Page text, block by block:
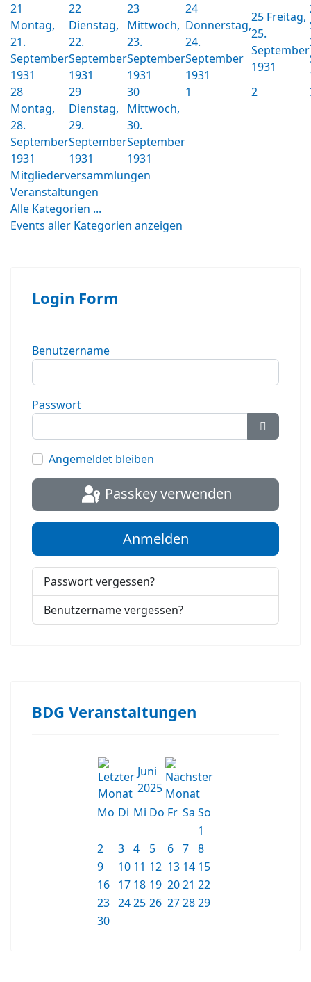
21
Montag,
21.
September
1931
22
Dienstag,
22.
September
1931
23
Mittwoch,
23.
September
1931
24
Donnerstag,
24.
September
1931
25 Freitag,
25.
September
1931
28
Montag,
28.
September
1931
29
Dienstag,
29.
September
1931
30
Mittwoch,
30.
September
1931
1 2
Mitgliederversammlungen
Veranstaltungen
Alle Kategorien ...
Events aller Kategorien anzeigen
Login Form
Benutzername
Passwort
Angemeldet bleiben
Passkey verwenden
Anmelden
Passwort vergessen?
Benutzername vergessen?
BDG Veranstaltungen
Juni
2025
Mo Di Mi Do Fr Sa So
1
2
3 4 5 6 7 8
9
10 11 12 13 14 15
16 17 18 19 2021 22
23 2425 26 272829
30